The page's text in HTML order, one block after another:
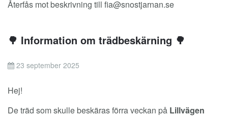
Återfås mot beskrivning till fia@snostjarnan.se
🌳 Information om trädbeskärning 🌳
23 september 2025
Hej!
De träd som skulle beskäras förra veckan på Lillvägen